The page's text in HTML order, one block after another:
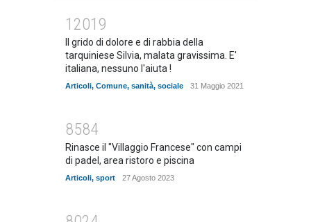
12019
Il grido di dolore e di rabbia della
tarquiniese Silvia, malata gravissima. E'
italiana, nessuno l'aiuta !
Articoli, Comune, sanità, sociale 31 Maggio 2021
8584
Rinasce il "Villaggio Francese" con campi
di padel, area ristoro e piscina
Articoli, sport 27 Agosto 2023